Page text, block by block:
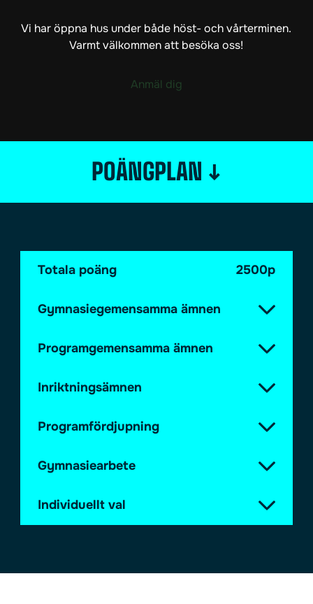
Vi har öppna hus under både höst- och vårterminen.
Varmt välkommen att besöka oss!
Anmäl dig
POÄNGPLAN ↓
Totala poäng 2500p
Gymnasiegemensamma ämnen
Programgemensamma ämnen
Inriktningsämnen
Programfördjupning
Gymnasiearbete
Individuellt val